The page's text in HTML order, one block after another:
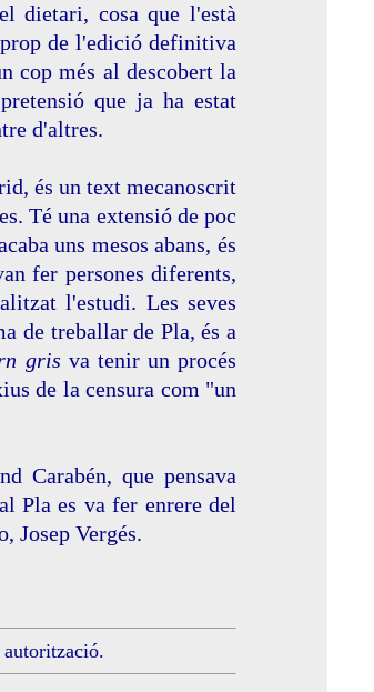
dietari, cosa que l'està
de l'edició definitiva
cop més al descobert la
que ja ha estat
d'altres.
és un text mecanoscrit
Té una extensió de poc
uns mesos abans, és
fer persones diferents,
l'estudi. Les seves
de treballar de Pla, és a
gris va tenir un procés
de la censura com "un
Carabén, que pensava
Pla es va fer enrere del
Josep Vergés.